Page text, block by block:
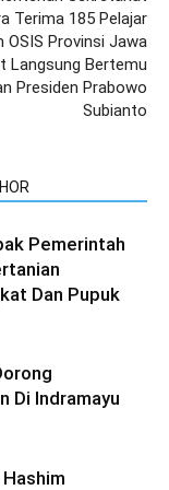
Terima 185 Pelajar
OSIS Provinsi Jawa
Langsung Bertemu
Presiden Prabowo
Subianto
Pemerintah
Dan Pupuk
Di Indramayu